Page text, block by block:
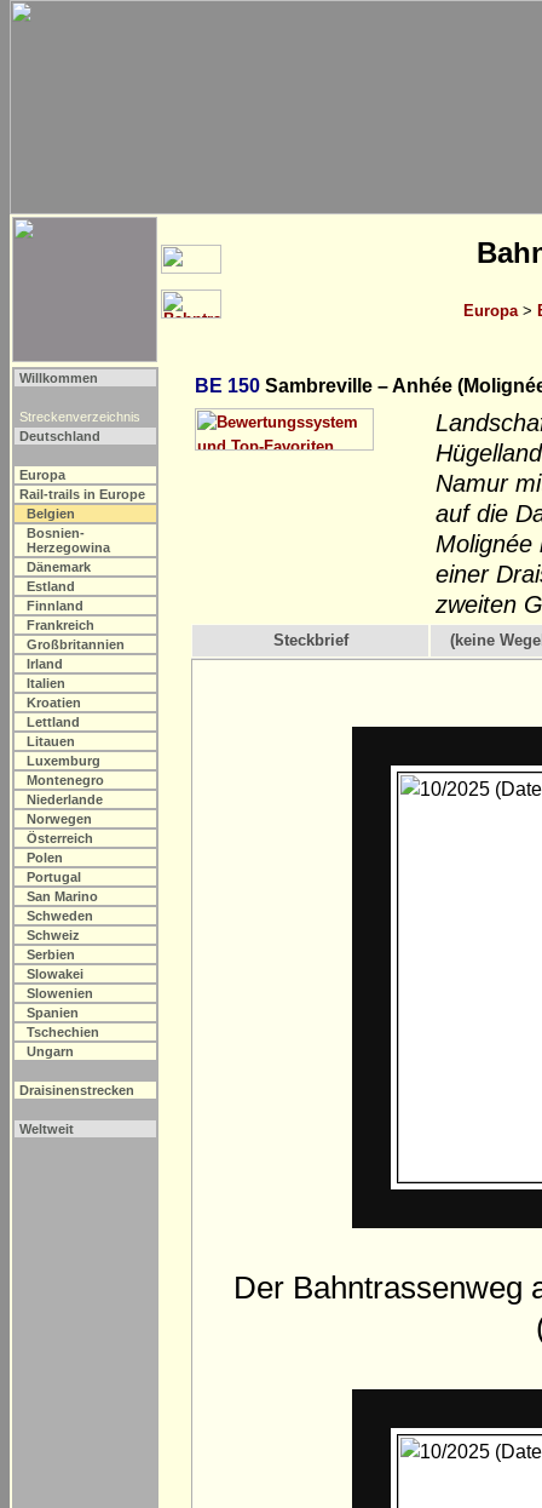
Europa >
Willkommen
Streckenverzeichnis
Deutschland
Europa
Rail-trails in Europe
Belgien
Bosnien-
Herzegowina
Dänemark
Estland
Finnland
Frankreich
Großbritannien
Irland
Italien
Kroatien
Lettland
Litauen
Luxemburg
Montenegro
Niederlande
Norwegen
Österreich
Polen
Portugal
San Marino
Schweden
Schweiz
Serbien
Slowakei
Slowenien
Spanien
Tschechien
Ungarn
Draisinenstrecken
Weltweit
BE 150 Sambreville – Anhée
Namur
auf die
Molignée
einer
zweiten
Steckbrief (keine
Der Bahntrassenweg